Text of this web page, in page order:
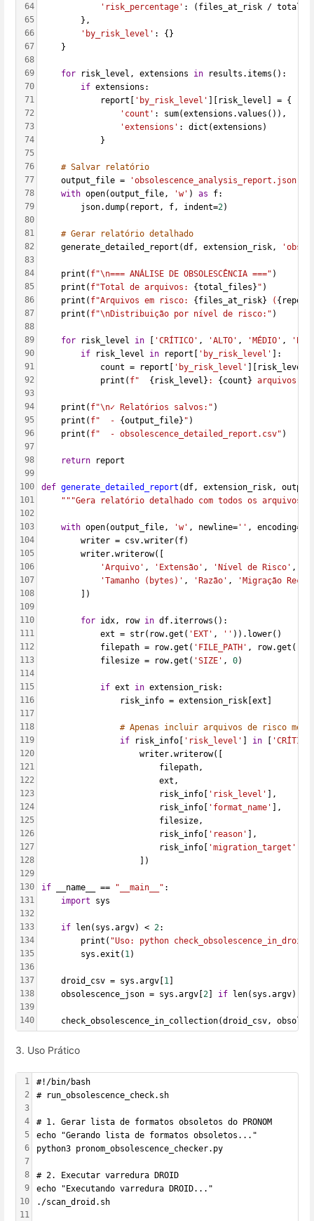
64
65
66
67
68
69
70
71
72
73
74
75
76
77
78
79
80
81
82
83
84
85
86
87
88
89
90
91
92
93
94
95
96
97
98
99
100
101
102
103
104
105
106
107
108
109
110
111
112
113
114
115
116
117
118
119
120
121
122
123
124
125
126
127
128
129
130
131
132
133
134
135
136
137
138
139
140
'risk_percentage' : (files_at_risk /
        },
'by_risk_level' : {}
    }
for risk_level, extensions in results.items():
if extensions:
            report[
'by_risk_level' ][risk_level] = {
'count' : sum(extensions.values()),
'extensions' : dict(extensions)
            }
# Salvar relatório
    output_file =
'obsolescence_analysis_report.json'
with open(output_file, 'w' ) as f:
        json.dump(report, f, indent=
2)
# Gerar relatório detalhado
    generate_detailed_report(df, extension_risk,
    print(
f"\n=== ANÁLISE DE OBSOLESCÊNCIA ===" )
    print(
f"Total de arquivos: {total_files} " )
    print(
f"Arquivos em risco: {files_at_risk} (
    print(
f"\nDistribuição por nível de risco:" )
for risk_level in [ 'CRÍTICO' , 'ALTO' , 'MÉDIO' ,
if risk_level in report[ 'by_risk_level' ]:
            count = report[
'by_risk_level'
            print(
f" {risk_level} : {count} arquivos"
    print(
f"\n✓ Relatórios salvos:" )
    print(
f"  - {output_file} " )
    print(
f"  - obsolescence_detailed_report.csv" )
return report
def generate_detailed_report (df, extension_risk,
"""Gera relatório detalhado com todos os arquivos
with open(output_file, 'w' , newline= '' , encoding=
        writer = csv.writer(f)
        writer.writerow([
'Arquivo' , 'Extensão' , 'Nível de Risco' ,
'Tamanho (bytes)' , 'Razão' ,
'Migração
        ])
for idx, row in df.iterrows():
            ext = str(row.get(
'EXT' , '' )).lower()
            filepath = row.get(
'FILE_PATH' , row.get(
            filesize = row.get(
'SIZE' , 0)
if ext in extension_risk:
                risk_info = extension_risk[ext]
# Apenas incluir arquivos de risco
if risk_info[ 'risk_level' ] in [
                    writer.writerow([
                        filepath,
                        ext,
                        risk_info[
'risk_level' ],
                        risk_info[
'format_name' ],
                        filesize,
                        risk_info[
'reason' ],
                        risk_info[
'migration_target'
                    ])
if __name__ == "__main__" :
import sys
if len(sys.argv) < 2:
        print(
"Uso: python
        sys.exit(
1 )
    droid_csv = sys.argv[
1 ]
    obsolescence_json = sys.argv[
2] if len(sys.argv) >
check_obsolescence_in_collection(droid_csv,
3. Uso Prático
1
2
3
4
5
6
7
8
9
10
11
#!/bin/bash
# run_obsolescence_check.sh
# 1. Gerar lista de formatos obsoletos do PRONOM
echo "Gerando lista de formatos obsoletos..."
python3 pronom_obsolescence_checker.py
# 2. Executar varredura DROID
echo "Executando varredura DROID..."
./scan_droid.sh